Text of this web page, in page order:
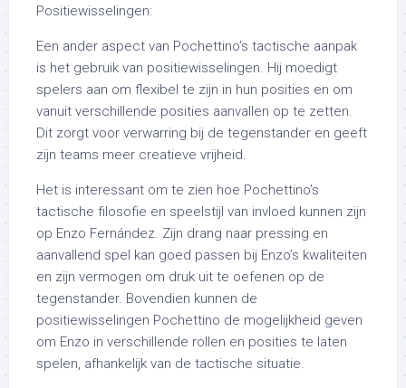
Positiewisselingen:
Een ander aspect van Pochettino’s tactische aanpak
is het gebruik van positiewisselingen. Hij moedigt
spelers aan om flexibel te zijn in hun posities en om
vanuit verschillende posities aanvallen op te zetten.
Dit zorgt voor verwarring bij de tegenstander en geeft
zijn teams meer creatieve vrijheid.
Het is interessant om te zien hoe Pochettino’s
tactische filosofie en speelstijl van invloed kunnen zijn
op Enzo Fernández. Zijn drang naar pressing en
aanvallend spel kan goed passen bij Enzo’s kwaliteiten
en zijn vermogen om druk uit te oefenen op de
tegenstander. Bovendien kunnen de
positiewisselingen Pochettino de mogelijkheid geven
om Enzo in verschillende rollen en posities te laten
spelen, afhankelijk van de tactische situatie.